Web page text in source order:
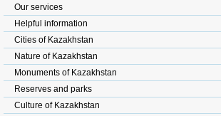
Our services
Helpful information
Cities of Kazakhstan
Nature of Kazakhstan
Monuments of Kazakhstan
Reserves and parks
Culture of Kazakhstan